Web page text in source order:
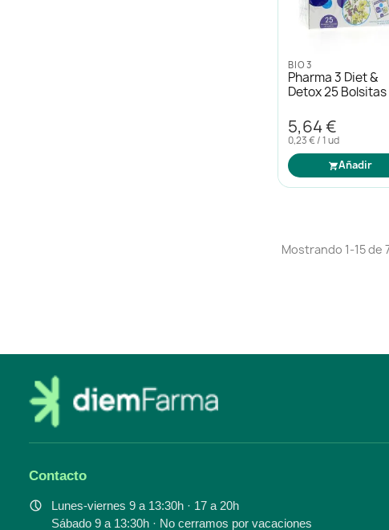
BIO3
Pharma 3 Diet &
Detox 25 Bolsitas
5,64 €
0,23 € / 1 ud
Añadir
Mostrando 1-15 de
Contacto
Lunes-viernes 9 a 13:30h · 17 a 20h
Sábado 9 a 13:30h · No cerramos por vacaciones